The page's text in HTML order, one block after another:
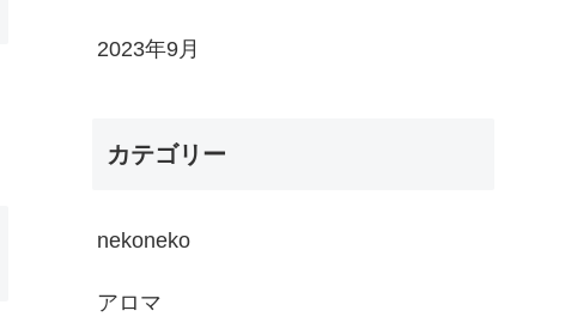
2023年9月
カテゴリー
nekoneko
アロマ